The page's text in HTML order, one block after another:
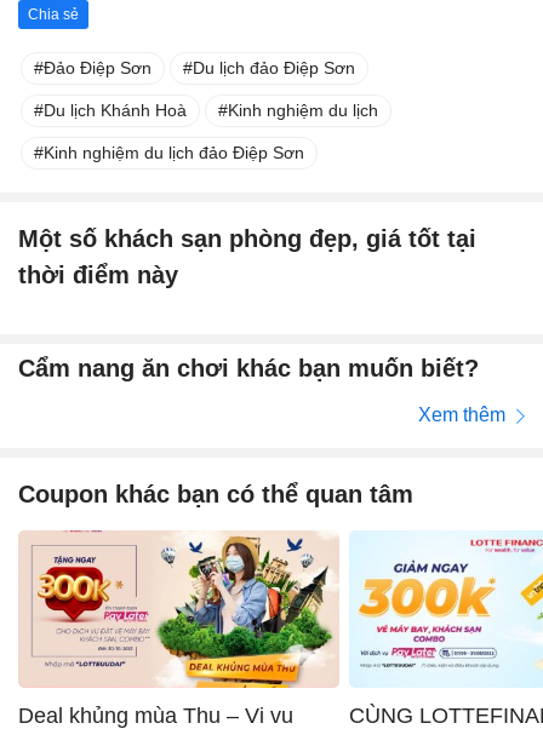
Chia sẻ
Đảo Điệp Sơn Du lịch đảo Điệp Sơn
Du lịch Khánh Hoà Kinh nghiệm du lịch
Kinh nghiệm du lịch đảo Điệp Sơn
Một số khách sạn phòng đẹp, giá tốt tại
thời điểm này
Cẩm nang ăn chơi khác bạn muốn biết?
Xem thêm
Coupon khác bạn có thể quan tâm
Deal khủng mùa Thu – Vi vu
CÙNG